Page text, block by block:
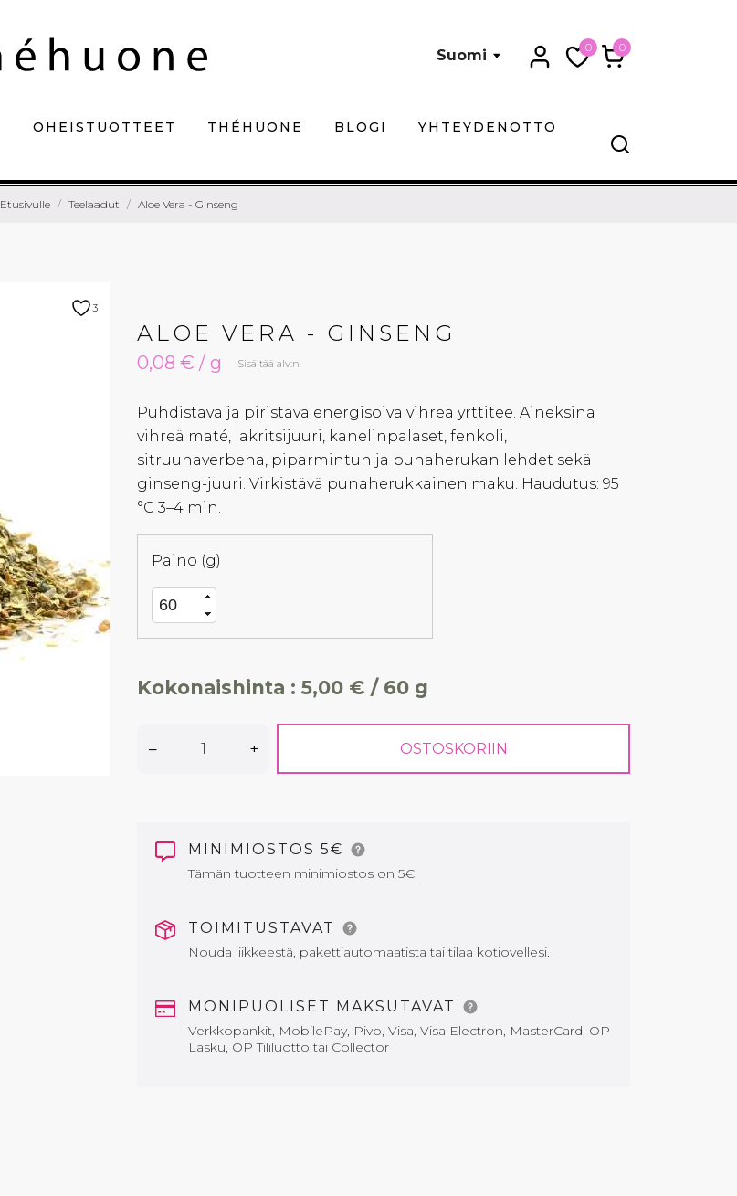
Suomi 0 0
OHEISTUOTTEET THÉHUONE BLOGI YHTEYDENOTTO
Etusivulle Teelaadut Aloe Vera - Ginseng
3
ALOE VERA - GINSENG
0,08 € / g Sisältää alv:n
Puhdistava ja piristävä energisoiva vihreä yrttitee. Aineksina
vihreä maté, lakritsijuuri, kanelinpalaset, fenkoli,
sitruunaverbena, piparmintun ja punaherukan lehdet sekä
ginseng-juuri. Virkistävä punaherukkainen maku. Haudutus: 95
°C 3–4 min.
Paino (g)
Kokonaishinta : 5,00 € / 60 g
– + OSTOSKORIIN
MINIMIOSTOS 5€
Tämän tuotteen minimiostos on 5€.
TOIMITUSTAVAT
Nouda liikkeestä, pakettiautomaatista tai tilaa kotiovellesi.
MONIPUOLISET MAKSUTAVAT
Verkkopankit, MobilePay, Pivo, Visa, Visa Electron, MasterCard, OP
Lasku, OP Tililuotto tai Collector